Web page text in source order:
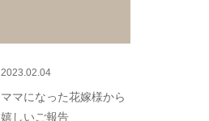
2023.02.04
ママになった花嫁様から
嬉しいご報告